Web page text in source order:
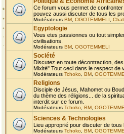
Ce forum vous permet de
pouvez aussi discuter de tous les
Modérateurs BM OGOTEMMELI
Egyptologie
Vous etes passionnes ou tout
civilisations.
Modérateurs BM OGOTEMMELI
Société
Discutez en toute décontraction,
Mixité" Tout ceci dans le respect de
Modérateurs Tchoko BM
Religions
Disciple de Jésus, Mahomet ou
du thème des réligions... de la
interdit sur ce forum.
Modérateurs Tchoko BM
Sciences & Technologies
Lieu approprié pour discuter de
Modérateurs Tchoko BM